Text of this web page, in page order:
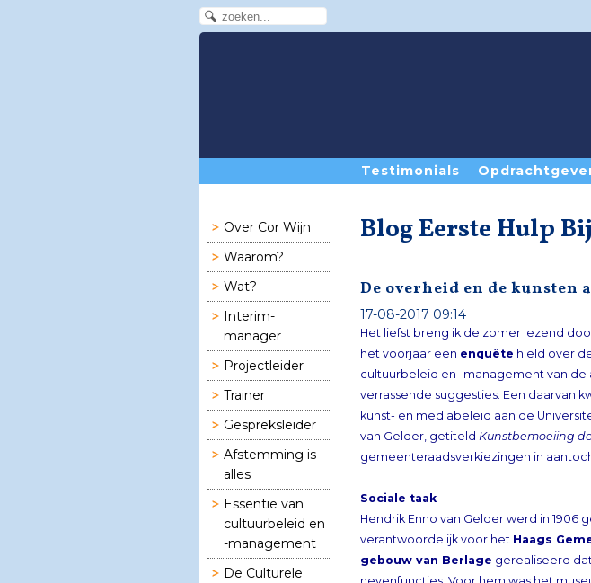
Testimonials
Over Cor Wijn
Waarom?
Wat?
Interim-
manager
Projectleider
Trainer
Gespreksleider
Afstemming is
alles
Essentie van
cultuurbeleid en
-management
De Culturele
Blog Eerste Hulp
De overheid en de kunsten
17-08-2017 09:14
Het liefst breng ik de zomer lezend
het voorjaar een enquête hield over
cultuurbeleid en -
verrassende
kunst- en mediabeleid
van Gelder, getiteld Kunstbemoeiing
gemeenteraadsverkiezingen in
Sociale taak
Hendrik Enno van Gelder werd in 1906
verantwoordelijk voor het Haags
gebouw van Berlage gerealiseerd
nevenfuncties. Voor
bevolking toegankelijk